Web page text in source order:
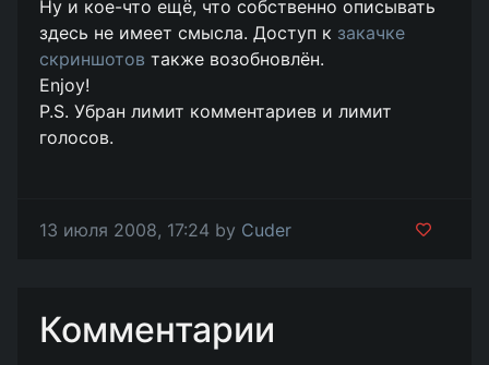
Ну и кое-что ещё, что собственно описывать
здесь не имеет смысла. Доступ к закачке
скриншотов также возобновлён.
Enjoy!
P.S. Убран лимит комментариев и лимит
голосов.
13 июля 2008, 17:24 by Cuder
Комментарии